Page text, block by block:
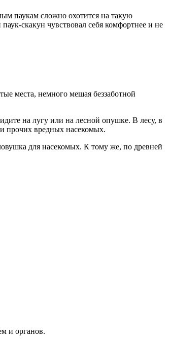
паукам сложно охотится на такую
скакун чувствовал себя комфортнее и не
места, немного мешая беззаботной
на лугу или на лесной опушке. В лесу, в
прочих вредных насекомых.
для насекомых. К тому же, по древней
и органов.